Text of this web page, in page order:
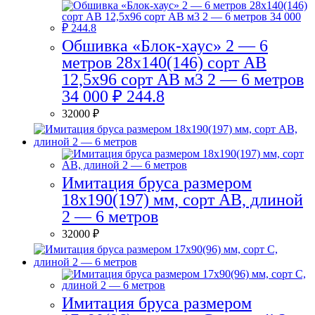
Обшивка «Блок-хаус» 2 — 6
метров 28х140(146) сорт АВ
12,5х96 сорт АВ м3 2 — 6 метров
34 000 ₽ 244.8
32000 ₽
Имитация бруса размером
18х190(197) мм, сорт AB, длиной
2 — 6 метров
32000 ₽
Имитация бруса размером